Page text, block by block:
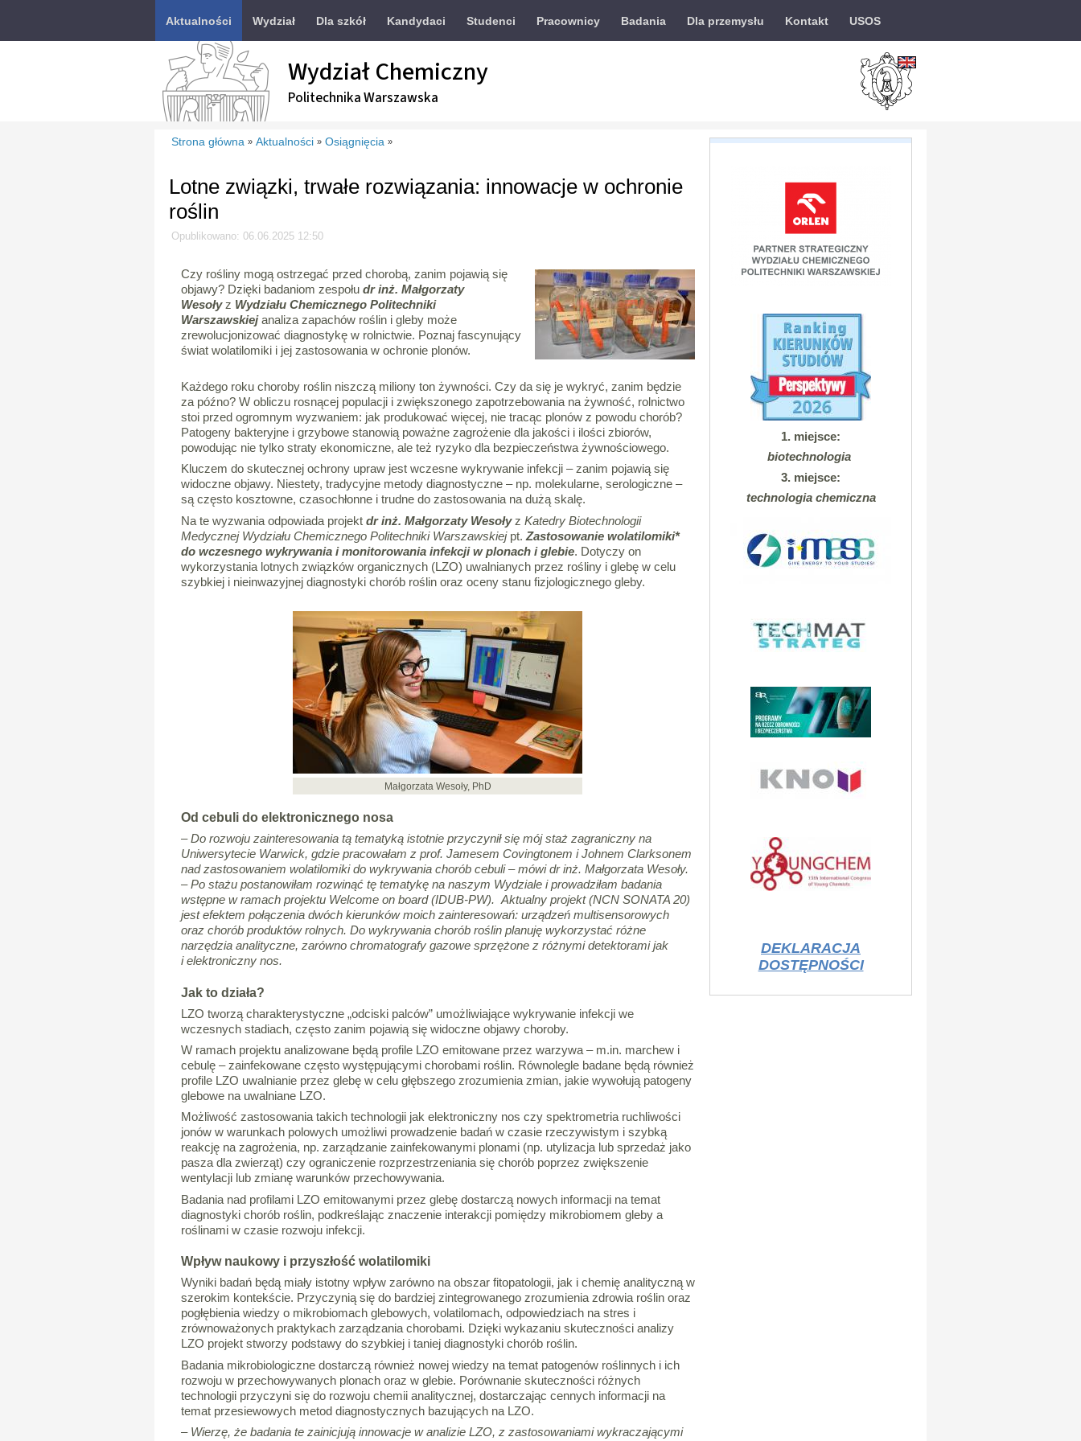
Aktualności Wydział Dla szkół Kandydaci Studenci Pracownicy Badania Dla przemysłu Kontakt USOS
Wydział Chemiczny
Politechnika Warszawska
Strona główna » Aktualności » Osiągnięcia »
Lotne związki, trwałe rozwiązania: innowacje w ochronie
roślin
Opublikowano: 06.06.2025 12:50
Czy rośliny mogą ostrzegać przed chorobą, zanim pojawią się
objawy? Dzięki badaniom zespołu dr inż. Małgorzaty
Wesołyz Wydziału Chemicznego Politechniki
Warszawskiejanaliza zapachów roślin i gleby może
zrewolucjonizować diagnostykę w rolnictwie. Poznaj fascynujący
świat wolatilomiki i jej zastosowania w ochronie plonów.
Każdego roku choroby roślin niszczą miliony ton żywności. Czy da się je wykryć, zanim będzie
za późno? W obliczu rosnącej populacji i zwiększonego zapotrzebowania na żywność, rolnictwo
stoi przed ogromnym wyzwaniem: jak produkować więcej, nie tracąc plonów z powodu chorób?
Patogeny bakteryjne i grzybowe stanowią poważne zagrożenie dla jakości i ilości zbiorów,
powodując nie tylko straty ekonomiczne, ale też ryzyko dla bezpieczeństwa żywnościowego.
Kluczem do skutecznej ochrony upraw jest wczesne wykrywanie infekcji – zanim pojawią się
widoczne objawy. Niestety, tradycyjne metody diagnostyczne – np. molekularne, serologiczne –
są często kosztowne, czasochłonne i trudne do zastosowania na dużą skalę.
Na te wyzwania odpowiada projekt dr inż. Małgorzaty Wesołyz Katedry Biotechnologii
Medycznej Wydziału Chemicznego Politechniki Warszawskiejpt. Zastosowanie wolatilomiki*
do wczesnego wykrywania i monitorowania infekcji w plonach i glebie. Dotyczy on
wykorzystania lotnych związków organicznych (LZO) uwalnianych przez rośliny i glebę w celu
szybkiej i nieinwazyjnej diagnostyki chorób roślin oraz oceny stanu fizjologicznego gleby.
Małgorzata Wesoły, PhD
Od cebuli do elektronicznego nosa
– Do rozwoju zainteresowania tą tematyką istotnie przyczynił się mój staż zagraniczny na
Uniwersytecie Warwick, gdzie pracowałam z prof. Jamesem Covingtonem i Johnem Clarksonem
nad zastosowaniem wolatilomiki do wykrywania chorób cebuli – mówi dr inż. Małgorzata Wesoły.
– Po stażu postanowiłam rozwinąć tę tematykę na naszym Wydziale i prowadziłam badania
wstępne w ramach projektu Welcome on board (IDUB-PW). Aktualny projekt (NCN SONATA 20)
jest efektem połączenia dwóch kierunków moich zainteresowań: urządzeń multisensorowych
oraz chorób produktów rolnych. Do wykrywania chorób roślin planuję wykorzystać różne
narzędzia analityczne, zarówno chromatografy gazowe sprzężone z różnymi detektorami jak
i elektroniczny nos.
Jak to działa?
LZO tworzą charakterystyczne „odciski palców” umożliwiające wykrywanie infekcji we
wczesnych stadiach, często zanim pojawią się widoczne objawy choroby.
W ramach projektu analizowane będą profile LZO emitowane przez warzywa – m.in. marchew i
cebulę – zainfekowane często występującymi chorobami roślin. Równolegle badane będą również
profile LZO uwalnianie przez glebę w celu głębszego zrozumienia zmian, jakie wywołują patogeny
glebowe na uwalniane LZO.
Możliwość zastosowania takich technologii jak elektroniczny nos czy spektrometria ruchliwości
jonów w warunkach polowych umożliwi prowadzenie badań w czasie rzeczywistym i szybką
reakcję na zagrożenia, np. zarządzanie zainfekowanymi plonami (np. utylizacja lub sprzedaż jako
pasza dla zwierząt) czy ograniczenie rozprzestrzeniania się chorób poprzez zwiększenie
wentylacji lub zmianę warunków przechowywania.
Badania nad profilami LZO emitowanymi przez glebę dostarczą nowych informacji na temat
diagnostyki chorób roślin, podkreślając znaczenie interakcji pomiędzy mikrobiomem gleby a
roślinami w czasie rozwoju infekcji.
Wpływ naukowy i przyszłość wolatilomiki
Wyniki badań będą miały istotny wpływ zarówno na obszar fitopatologii, jak i chemię analityczną w
szerokim kontekście. Przyczynią się do bardziej zintegrowanego zrozumienia zdrowia roślin oraz
pogłębienia wiedzy o mikrobiomach glebowych, volatilomach, odpowiedziach na stres i
zrównoważonych praktykach zarządzania chorobami. Dzięki wykazaniu skuteczności analizy
LZO projekt stworzy podstawy do szybkiej i taniej diagnostyki chorób roślin.
Badania mikrobiologiczne dostarczą również nowej wiedzy na temat patogenów roślinnych i ich
rozwoju w przechowywanych plonach oraz w glebie. Porównanie skuteczności różnych
technologii przyczyni się do rozwoju chemii analitycznej, dostarczając cennych informacji na
temat przesiewowych metod diagnostycznych bazujących na LZO.
– Wierzę, że badania te zainicjują innowacje w analizie LZO, z zastosowaniami wykraczającymi
1. miejsce:
biotechnologia
3. miejsce:
technologia chemiczna
DEKLARACJA
DOSTĘPNOŚCI